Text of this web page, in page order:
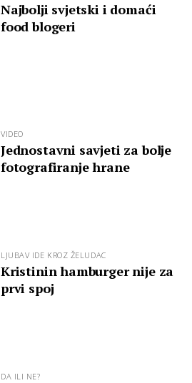
Najbolji svjetski i domaći
food blogeri
VIDEO
Jednostavni savjeti za bolje
fotografiranje hrane
LJUBAV IDE KROZ ŽELUDAC
Kristinin hamburger nije za
prvi spoj
DA ILI NE?